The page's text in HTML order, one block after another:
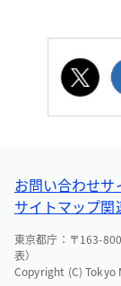
お問い合わせサ
サイトマップ関
東京都庁：〒163-
表）
Copyright (C)